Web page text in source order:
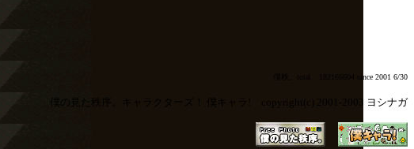
僕秩。total 182166604 since 2001 6/30
僕の見た秩序。キャラクターズ！ 僕キャラ! copyright(c) 2001-2003 ヨシナガ